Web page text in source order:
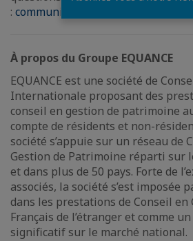
: communication(@)equance.com
À propos du Groupe EQUANCE
EQUANCE est une société de
Internationale proposant des
conseil en gestion de patrimoine
compte de résidents et non-
société s’appuie sur un réseau de
Gestion de Patrimoine réparti sur
et dans plus de 50 pays. Forte de
associés, la société s’est imposée
dans les prestations de Conseil en
Français de l’étranger et comme
significatif sur le marché national.